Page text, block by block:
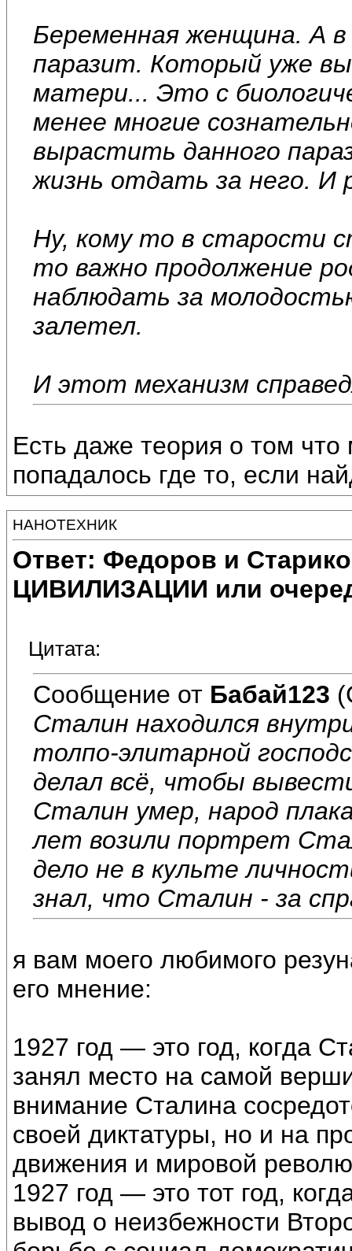
Беременная женщина. А
паразит. Который уже
матери... Это с
менее многие
вырастить данного
жизнь отдать за него. И
Ну, кому то в старости
то важно продолжение
наблюдать за
залетел.
И этот механизм
Есть даже теория о том
попадалось где то, если
НАНОТЕХНИК
Ответ: Федоров и
ЦИВИЛИЗАЦИИ или
Цитата:
Сообщение от Бабай123
Сталин находился
толпо-элитарной
делал всё, чтобы
Сталин умер, народ
лет возили портрет
дело не в культе
знал, что Сталин - за
я вам моего любимого
его мнение:
1927 год — это год, когда
занял место на самой
внимание Сталина
своей диктатуры, но и на
движения и мировой
1927 год — это тот год,
вывод о неизбежности